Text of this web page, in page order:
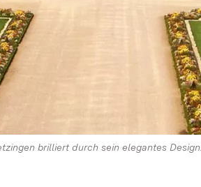
brilliert durch sein elegantes Design.